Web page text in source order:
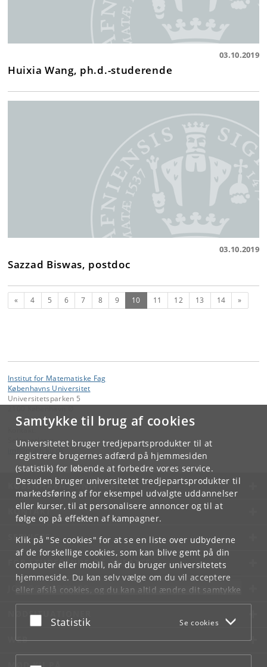
Samtykke til brug af cookies
Universitetet bruger tredjepartsprodukter til at
registrere brugernes adfærd på hjemmesiden
(statistik) for løbende at forbedre vores service.
Desuden bruger universitetet tredjepartsprodukter til
markedsføring af for eksempel udvalgte uddannelser
eller kurser, til at personalisere annoncer og til at
følge op på effekten af kampagner.
Klik på "Se cookies" for at se en liste over udbyderne
af de forskellige cookies, som kan blive gemt på din
computer eller mobil, når du bruger universitetets
hjemmeside. Du kan selv vælge om du vil acceptere
eller afslå cookies, og du kan altid ændre dit samtykke
underCookie- og privatlivspolitiksom du finder i
bunden af hver side.
Acceptér eller afslå
Statistik Se cookies
03.10.2019
Huixia Wang, ph.d.-studerende
03.10.2019
Sazzad Biswas, postdoc
Forrige
« 4 5 6 7 8 9 10(nuværende)
11 12 13 14 Næste
»
Institut for Matematiske Fag
Københavns Universitet
Universitetsparken 5
Sekretariatet
KØBENHAVNS UNIVERSITET
KONTAKT
SERVICES
FOR STUDERENDE OG ANSATTE
JOB OG KARRIERE
NØDSITUATIONER
WEB